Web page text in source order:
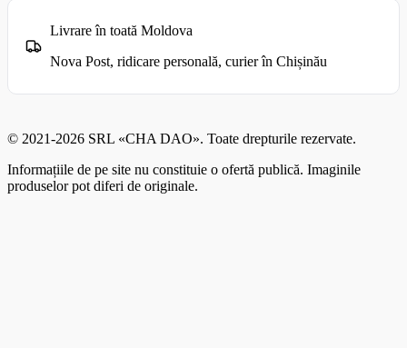
Livrare în toată Moldova
Nova Post, ridicare personală, curier în Chișinău
© 2021-2026 SRL «CHA DAO». Toate drepturile rezervate.
Informațiile de pe site nu constituie o ofertă publică. Imaginile
produselor pot diferi de originale.